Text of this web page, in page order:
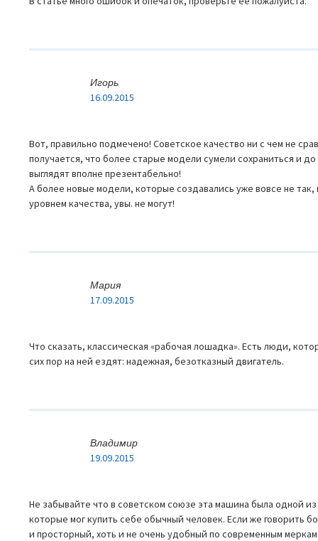
Игорь
16.09.2015
Вот, правильно подмечено! Советское качество ни с чем не
получается, что более старые модели сумели сохраниться и
выглядят вполне презентабельно!
А более новые модели, которые создавались уже вовсе не так,
уровнем качества, увы. не могут!
Мария
17.09.2015
Что сказать, классическая «рабочая лошадка». Есть люди,
сих пор на ней ездят: надежная, безотказный двигатель.
Владимир
19.09.2015
Не забывайте что в советском союзе эта машина была одной
которые мог купить себе обычный человек. Если же говорить
и просторный, хоть и не очень удобный по современным